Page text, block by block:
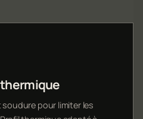
pour limiter les